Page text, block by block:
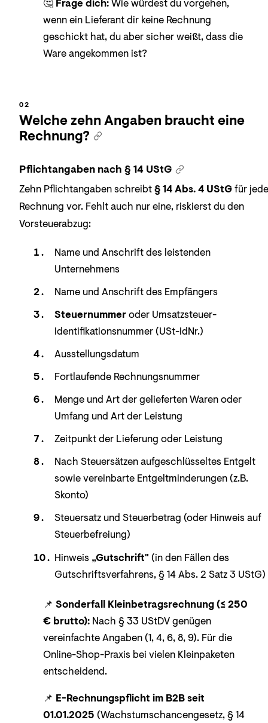
🤔 Frage dich:Wie würdest du vorgehen,
wenn ein Lieferant dir keine Rechnung
geschickt hat, du aber sicher weißt, dass die
Ware angekommen ist?
Welche zehn Angaben braucht eine
Rechnung?
Pflichtangaben nach § 14 UStG
Zehn Pflichtangaben schreibt§ 14 Abs. 4 UStGfür jede
Rechnung vor. Fehlt auch nur eine, riskierst du den
Vorsteuerabzug:
Name und Anschrift des leistenden
Unternehmens
Name und Anschrift des Empfängers
Steuernummeroder Umsatzsteuer-
Identifikationsnummer (USt-IdNr.)
Ausstellungsdatum
Fortlaufende Rechnungsnummer
Menge und Art der gelieferten Waren oder
Umfang und Art der Leistung
Zeitpunkt der Lieferung oder Leistung
Nach Steuersätzen aufgeschlüsseltes Entgelt
sowie vereinbarte Entgeltminderungen (z.B.
Skonto)
Steuersatz und Steuerbetrag (oder Hinweis auf
Steuerbefreiung)
Hinweis „Gutschrift"(in den Fällen des
Gutschriftsverfahrens, § 14 Abs. 2 Satz 3 UStG)
📌 Sonderfall Kleinbetragsrechnung (≤ 250
€ brutto): Nach § 33 UStDV genügen
vereinfachte Angaben (1, 4, 6, 8, 9). Für die
Online-Shop-Praxis bei vielen Kleinpaketen
entscheidend.
📌 E-Rechnungspflicht im B2B seit
01.01.2025 (Wachstumschancengesetz, § 14